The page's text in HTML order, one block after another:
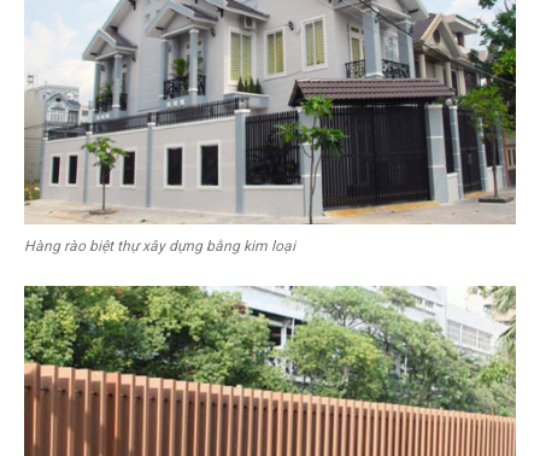
Hàng rào biệt thự xây dựng bằng kim loại